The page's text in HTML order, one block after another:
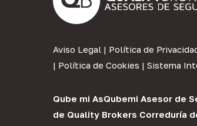
Aviso Legal | Política de
| Política de Cookies | Sistema
Qube mi AsQubemi Asesor de
de Quality Brokers Correduría